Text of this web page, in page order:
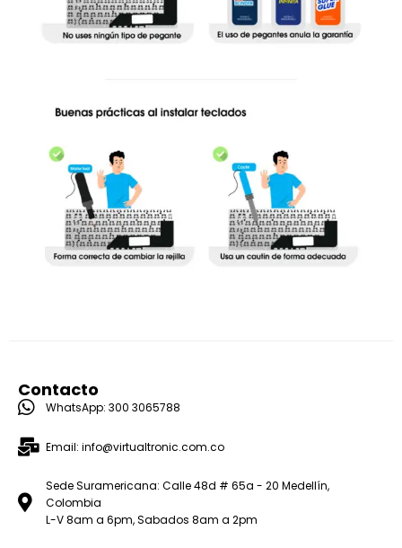
Contacto
WhatsApp: 300 3065788
Email: info@virtualtronic.com.co
Sede Suramericana: Calle 48d # 65a - 20 Medellín,
Colombia
L-V 8am a 6pm, Sabados 8am a 2pm